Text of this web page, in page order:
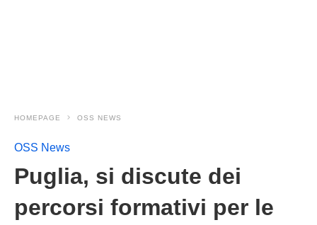
HOMEPAGE OSS NEWS
OSS News
Puglia, si discute dei
percorsi formativi per le